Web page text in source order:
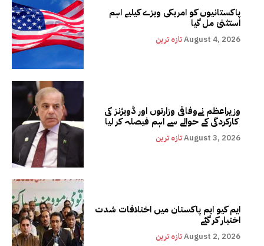
پاکستانیوں کو امریکی ویزے کیلیے اہم
استثنیٰ مل گیا
تازہ ترینAugust 4, 2026
وزیراعظم نےوفاقی وزارتوں اور ڈویژنز کی
کارکردگی کے حوالے سے اہم فیصلہ کر لیا
تازہ ترینAugust 3, 2026
ایم کیو ایم پاکستان میں اختلافات شدت
اختیار کر گئے
تازہ ترینAugust 2, 2026